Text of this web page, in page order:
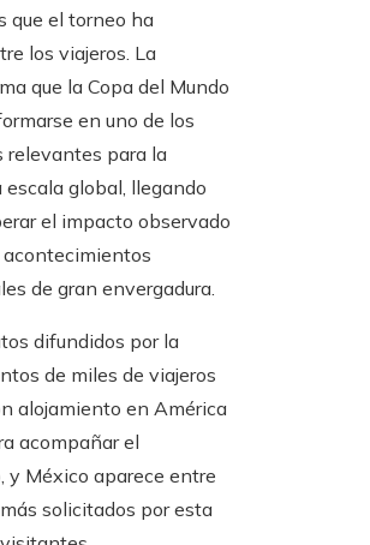
que el torneo ha
los viajeros. La
que la Copa del Mundo
en uno de los
relevantes para la
global, llegando
el impacto observado
de gran envergadura.
difundidos por la
de miles de viajeros
alojamiento en América
acompañar el
y México aparece entre
solicitados por esta